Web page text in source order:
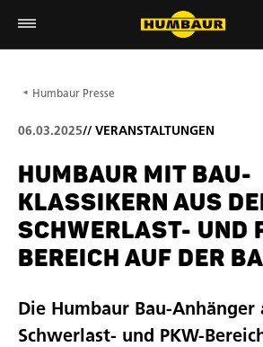
Humbaur Presse
06.03.2025// VERANSTALTUNGEN
HUMBAUR MIT BAU-
KLASSIKERN AUS
SCHWERLAST- UND
BEREICH AUF DER
Die Humbaur Bau-Anhänger
Schwerlast- und PKW-